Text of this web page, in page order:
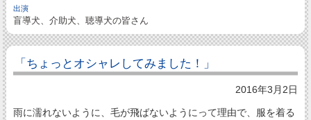
出演
盲導犬、介助犬、聴導犬の皆さん
「ちょっとオシャレしてみました！」
2016年3月2日
雨に濡れないように、毛が飛ばないようにって理由で、服を着る